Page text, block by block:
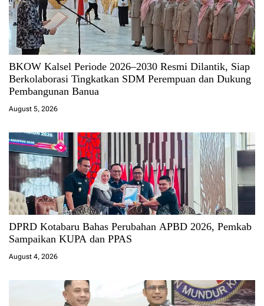
BKOW Kalsel Periode 2026–2030 Resmi Dilantik, Siap
Berkolaborasi Tingkatkan SDM Perempuan dan Dukung
Pembangunan Banua
August 5, 2026
DPRD Kotabaru Bahas Perubahan APBD 2026, Pemkab
Sampaikan KUPA dan PPAS
August 4, 2026